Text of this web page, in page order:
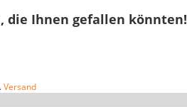
die Ihnen gefallen könnten!
Versand